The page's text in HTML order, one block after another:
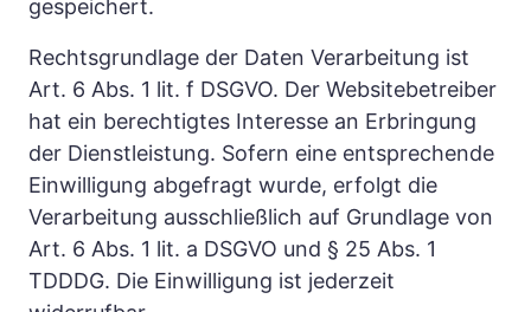
gespeichert.
Rechtsgrundlage der Daten Verarbeitung ist
Art. 6 Abs. 1 lit. f DSGVO. Der Websitebetreiber
hat ein berechtigtes Interesse an Erbringung
der Dienstleistung. Sofern eine entsprechende
Einwilligung abgefragt wurde, erfolgt die
Verarbeitung ausschließlich auf Grundlage von
Art. 6 Abs. 1 lit. a DSGVO und § 25 Abs. 1
TDDDG. Die Einwilligung ist jederzeit